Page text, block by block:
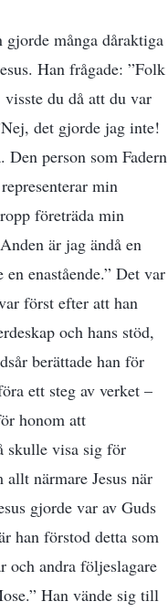
många dåraktiga
Han frågade: ”Folk
du då att du var
det gjorde jag inte!
person som Fadern
min
företräda min
är jag ändå en
enastående.” Det var
först efter att han
och hans stöd,
berättade han för
ett steg av verket –
honom att
skulle visa sig för
närmare Jesus när
gjorde var av Guds
han förstod detta som
och andra följeslagare
Han vände sig till